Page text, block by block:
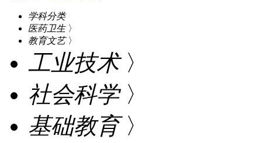
学科分类
医药卫生 〉
教育文艺 〉
工业技术 〉
社会科学 〉
基础教育 〉